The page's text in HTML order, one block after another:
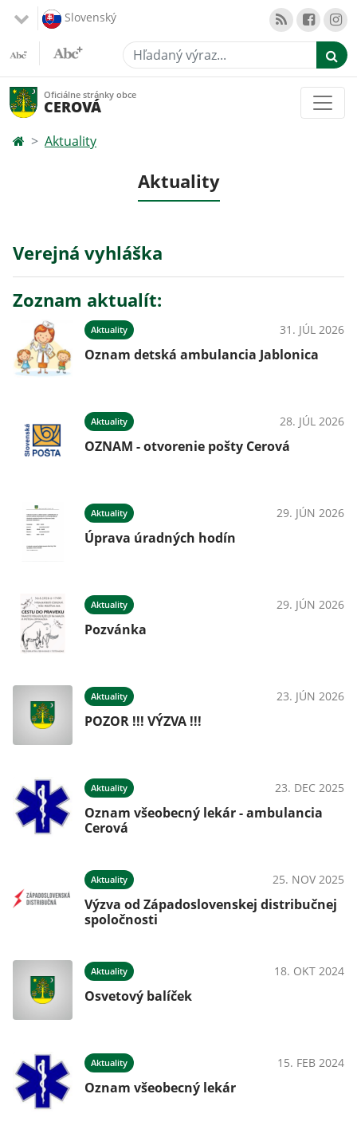
Slovenský
Hľadaný výraz...
Oficiálne stránky obce
CEROVÁ
Aktuality
Aktuality
Verejná vyhláška
Zoznam aktualít:
Aktuality 31. JÚL 2026
Oznam detská ambulancia Jablonica
Aktuality 28. JÚL 2026
OZNAM - otvorenie pošty Cerová
Aktuality 29. JÚN 2026
Úprava úradných hodín
Aktuality 29. JÚN 2026
Pozvánka
Aktuality 23. JÚN 2026
POZOR !!! VÝZVA !!!
Aktuality 23. DEC 2025
Oznam všeobecný lekár - ambulancia
Cerová
Aktuality 25. NOV 2025
Výzva od Západoslovenskej distribučnej
spoločnosti
Aktuality 18. OKT 2024
Osvetový balíček
Aktuality 15. FEB 2024
Oznam všeobecný lekár